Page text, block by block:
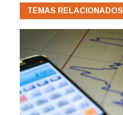
TEMAS RELACIONADOS